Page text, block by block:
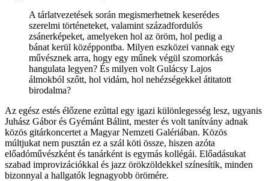
A tárlatvezetések során megismerhetnek keserédes
szerelmi történeteket, valamint századfordulós
zsánerképeket, amelyeken hol az öröm, hol pedig a
bánat kerül középpontba. Milyen eszközei vannak egy
művésznek arra, hogy egy műnek végül szomorkás
hangulata legyen? És milyen volt Gulácsy Lajos
álmokból szőtt, hol vidám, hol nehézségekkel átitatott
birodalma?
Az egész estés élőzene ezúttal egy igazi különlegesség lesz, ugyanis
Juhász Gábor és Gyémánt Bálint, mester és volt tanítvány adnak
közös gitárkoncertet a Magyar Nemzeti Galériában. Közös
múltjukat nem pusztán ez a szál köti össze, hiszen azóta
előadóművészként és tanárként is egymás kollégái. Előadásukat
szabad improvizációkkal és jazz örökzöldekkel színesítik, minden
bizonnyal a hallgatók legnagyobb örömére.